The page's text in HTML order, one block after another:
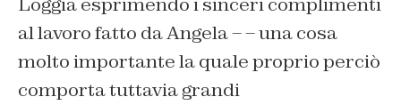
al lavoro fatto da Angela – – una cosa
molto importante la quale proprio perciò
comporta tuttavia grandi